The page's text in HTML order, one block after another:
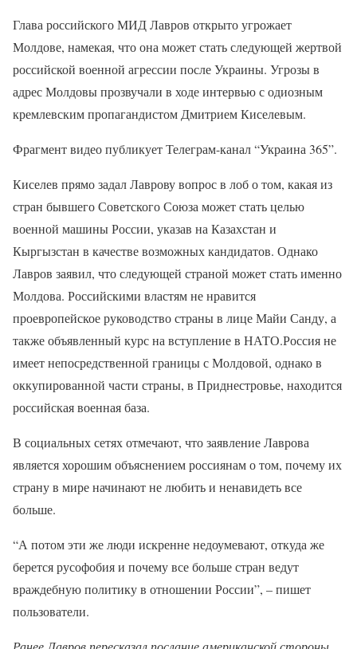
Глава российского МИД Лавров открыто угрожает
Молдове, намекая, что она может стать следующей жертвой
российской военной агрессии после Украины. Угрозы в
адрес Молдовы прозвучали в ходе интервью с одиозным
кремлевским пропагандистом Дмитрием Киселевым.
Фрагмент видео публикует Телеграм-канал “Украина 365”.
Киселев прямо задал Лаврову вопрос в лоб о том, какая из
стран бывшего Советского Союза может стать целью
военной машины России, указав на Казахстан и
Кыргызстан в качестве возможных кандидатов. Однако
Лавров заявил, что следующей страной может стать именно
Молдова. Российскими властям не нравится
проевропейское руководство страны в лице Майи Санду, а
также объявленный курс на вступление в НАТО.Россия не
имеет непосредственной границы с Молдовой, однако в
оккупированной части страны, в Приднестровье, находится
российская военная база.
В социальных сетях отмечают, что заявление Лаврова
является хорошим объяснением россиянам о том, почему их
страну в мире начинают не любить и ненавидеть все
больше.
“А потом эти же люди искренне недоумевают, откуда же
берется русофобия и почему все больше стран ведут
враждебную политику в отношении России”, – пишет
пользователи.